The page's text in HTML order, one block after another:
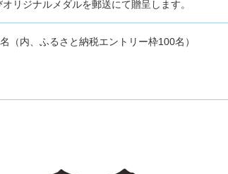
リジナルメダルを郵送にて贈呈します。
（内、ふるさと納税エントリー枠100名）